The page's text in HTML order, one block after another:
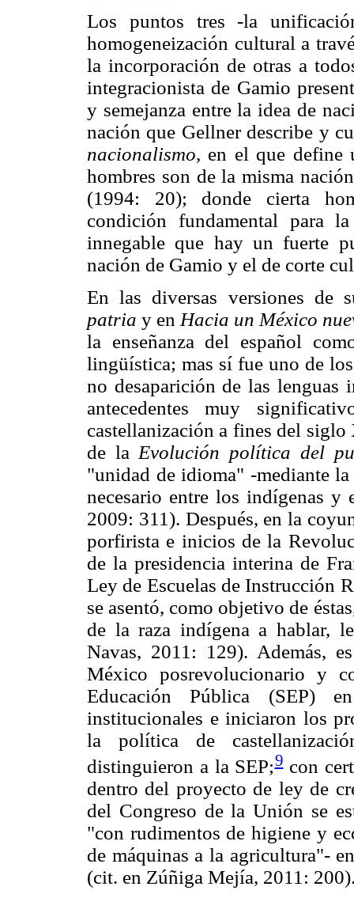
Los puntos tres -la
homogeneización cultural a
la incorporación de otras a
integracionista de Gamio
y semejanza entre la idea de
nación que Gellner describe y
nacionalismo, en el que define
hombres son de la misma
(1994: 20); donde cierta
condición fundamental para
innegable que hay un fuerte
nación de Gamio y el de corte
En las diversas versiones de
patria y en Hacia un México nue
la enseñanza del español
lingüística; mas sí fue uno de
no desaparición de las lenguas
antecedentes muy
castellanización a fines del
de la Evolución política del
"unidad de idioma" -mediante
necesario entre los indígenas
2009: 311). Después, en la
porfirista e inicios de la
de la presidencia interina de
Ley de Escuelas de Instrucción
se asentó, como objetivo de
de la raza indígena a hablar,
Navas, 2011: 129). Además,
México posrevolucionario y
Educación Pública (SEP)
institucionales e iniciaron los
la política de
distinguieron a la SEP;9con
dentro del proyecto de ley de
del Congreso de la Unión se
"con rudimentos de higiene y
de máquinas a la agricultura"-
(cit. en Zúñiga Mejía, 2011: